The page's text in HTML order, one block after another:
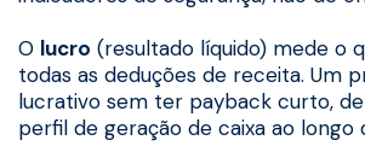
O lucro (resultado líquido) mede o
todas as deduções de receita. Um
lucrativo sem ter payback curto,
perfil de geração de caixa ao longo